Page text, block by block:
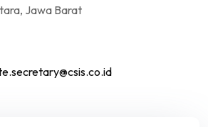
Jawa Barat